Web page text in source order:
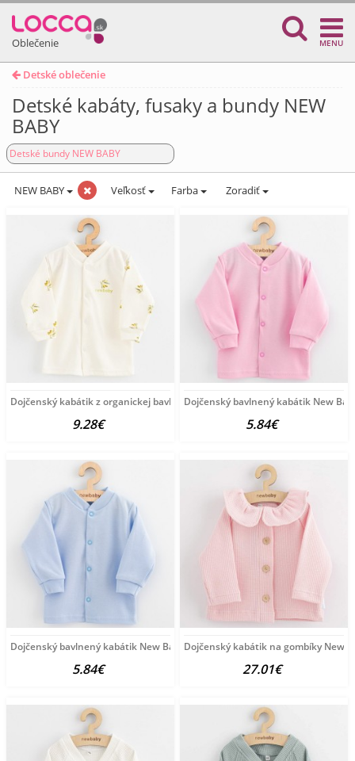
Oblečenie MENU
Detské oblečenie
Detské kabáty, fusaky a bundy NEW
BABY
Detské bundy NEW BABY
NEW BABY Veľkosť Farba Zoradiť
Dojčenský kabátik z organickej bavlny New Baby Olivy
9.28€
Dojčenský bavlnený kabátik New
5.84€
Dojčenský bavlnený kabátik New Baby Happy Elephante
5.84€
Dojčenský kabátik na gombíky New
27.01€